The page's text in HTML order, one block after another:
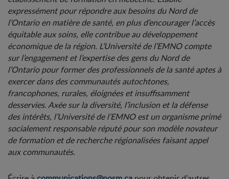
expressément pour répondre aux besoins du Nord de
l’Ontario en matière de santé, en plus d’encourager l’accès
équitable aux soins, elle contribue au développement
économique de la région. L’Université de l’EMNO compte
sur l’engagement et l’expertise des gens du Nord de
l’Ontario pour former des professionnels de la santé aptes à
exercer dans des communautés autochtones,
francophones, rurales, éloignées et insuffisamment
desservies. Axée sur la diversité, l’inclusion et la défense
des intérêts, l’Université de l’EMNO est un organisme primé
socialement responsable réputé pour son modèle novateur
de formation et de recherche régionalisées faisant appel
aux communautés.